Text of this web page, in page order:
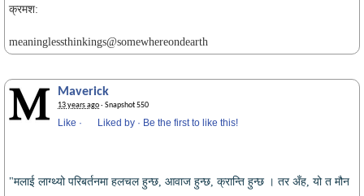
क्रमश:
meaninglessthinkings@somewhereondearth
Maverick
13 years ago· Snapshot 550
Like · Liked by · Be the first to like this!
"मलाई लाग्थ्यो परिबर्तनमा हलचल हुन्छ, आवाज हुन्छ, क्रान्ति हुन्छ । तर अँह, यो त मौन